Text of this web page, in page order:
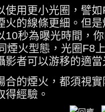
使用更小光圈，譬
火的線條更細。但
10秒為曝光時間，
煙火型態，光圈F8
影者可以游移的適
合的煙火，都須視
得經驗。